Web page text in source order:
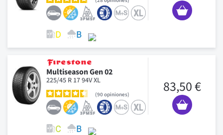
Multiseason Gen 02
225/45 R 17 94V XL
90opiniones 83,50 €